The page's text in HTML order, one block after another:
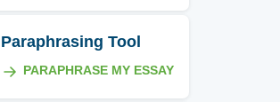
Paraphrasing Tool
PARAPHRASE MY ESSAY